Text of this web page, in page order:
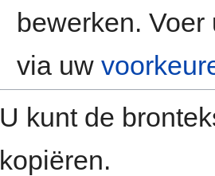
bewerken.
via uw
U kunt de
kopiëren.